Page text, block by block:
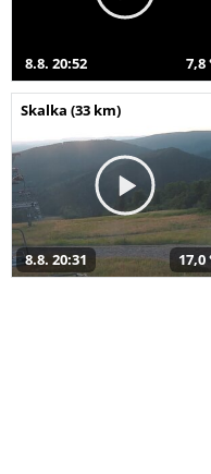
8.8. 20:52 7,8
Skalka (33 km)
8.8. 20:31 17,0